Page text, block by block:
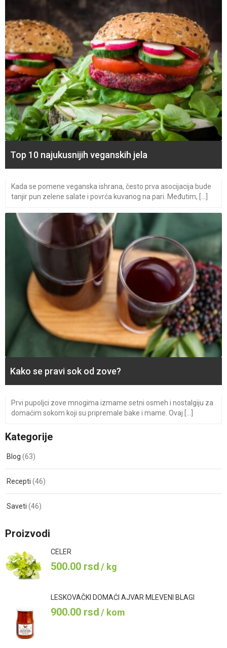
Top 10 najukusnijih veganskih jela
Kada se pomene veganska ishrana, često prva asocijacija bude
tanjir pun zelene salate i povrća kuvanog na pari. Međutim, [...]
Kako se pravi sok od zove?
Prvi pupoljci zove mnogima izmame setni osmeh i nostalgiju za
domaćim sokom koji su pripremale bake i mame. Ovaj [...]
Kategorije
Blog (63)
Recepti (46)
Saveti (46)
Proizvodi
CELER
500.00 rsd/ kg
LESKOVAČKI DOMAĆI AJVAR MLEVENI BLAGI
900.00 rsd/ kom